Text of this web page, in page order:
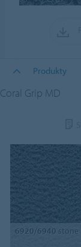
Produkty
Coral Grip MD
6920/6940 stone